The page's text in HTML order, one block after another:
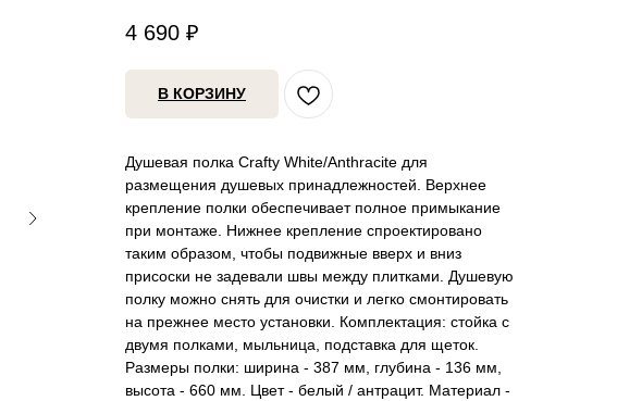
4 690 ₽
В КОРЗИНУ
Душевая полка Crafty White/Anthracite для
размещения душевых принадлежностей. Верхнее
крепление полки обеспечивает полное примыкание
при монтаже. Нижнее крепление спроектировано
таким образом, чтобы подвижные вверх и вниз
присоски не задевали швы между плитками. Душевую
полку можно снять для очистки и легко смонтировать
на прежнее место установки. Комплектация: стойка с
двумя полками, мыльница, подставка для щеток.
Размеры полки: ширина - 387 мм, глубина - 136 мм,
высота - 660 мм. Цвет - белый / антрацит. Материал -